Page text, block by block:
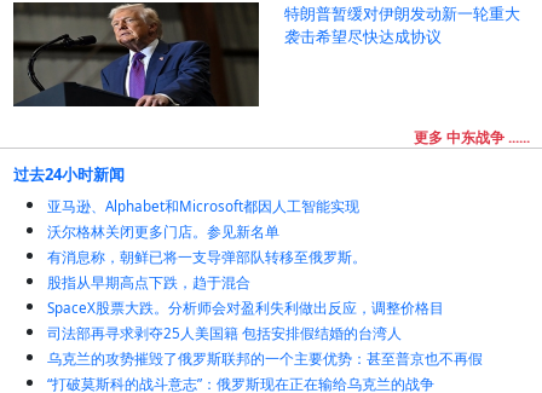
特朗普暂缓对伊朗发动新一轮重大
袭击希望尽快达成协议
更多 中东战争 ......
过去24小时新闻
亚马逊、Alphabet和Microsoft都因人工智能实现
沃尔格林关闭更多门店。参见新名单
有消息称，朝鲜已将一支导弹部队转移至俄罗斯。
股指从早期高点下跌，趋于混合
SpaceX股票大跌。分析师会对盈利失利做出反应，调整价格目
司法部再寻求剥夺25人美国籍 包括安排假结婚的台湾人
乌克兰的攻势摧毁了俄罗斯联邦的一个主要优势：甚至普京也不再假
“打破莫斯科的战斗意志”：俄罗斯现在正在输给乌克兰的战争